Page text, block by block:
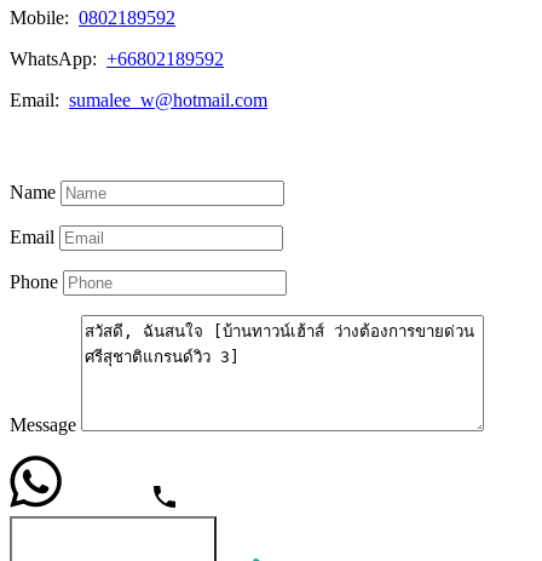
Mobile: 0802189592
WhatsApp: +66802189592
Email: sumalee_w@hotmail.com
Name
Email
Phone
Message